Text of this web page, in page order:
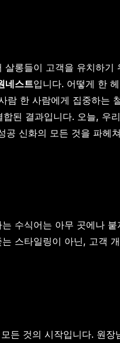
롱들이 고객을 유치하기
네스트입니다. 어떻게 한
한 사람에게 집중하는
된 결과입니다. 오늘, 우
공 신화의 모든 것을 파헤
수식어는 아무 곳에나
스타일링이 아닌, 고객
든 것의 시작입니다. 원